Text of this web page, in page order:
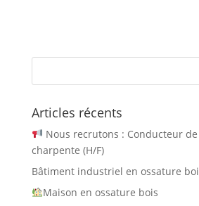
Articles récents
Nous recrutons : Conducteur
charpente (H/F)
Bâtiment industriel en ossature
Maison en ossature bois